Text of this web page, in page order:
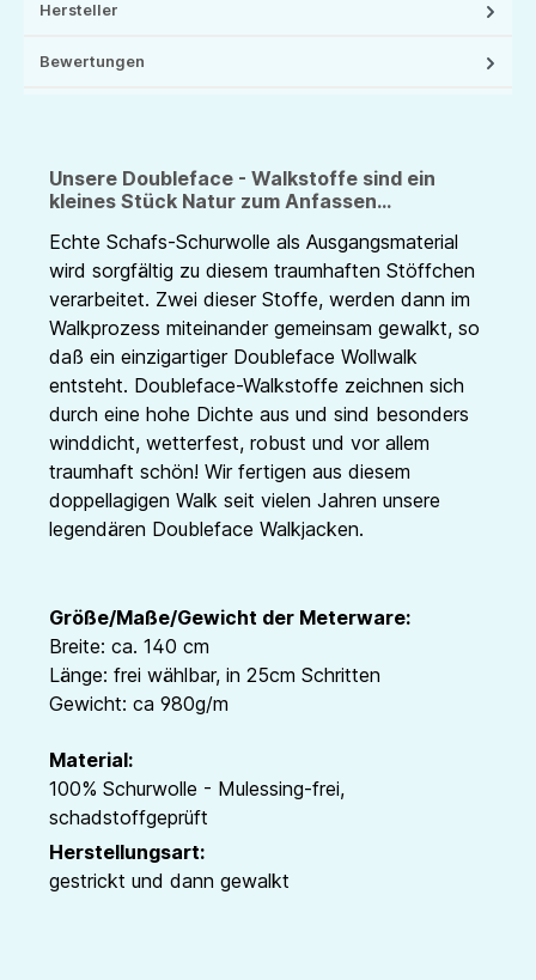
Hersteller
Bewertungen
Unsere Doubleface - Walkstoffe sind ein
kleines Stück Natur zum Anfassen...
Echte Schafs-Schurwolle als Ausgangsmaterial
wird sorgfältig zu diesem traumhaften Stöffchen
verarbeitet. Zwei dieser Stoffe, werden dann im
Walkprozess miteinander gemeinsam gewalkt, so
daß ein einzigartiger Doubleface Wollwalk
entsteht. Doubleface-Walkstoffe zeichnen sich
durch eine hohe Dichte aus und sind besonders
winddicht, wetterfest, robust und vor allem
traumhaft schön! Wir fertigen aus diesem
doppellagigen Walk seit vielen Jahren unsere
legendären Doubleface Walkjacken.
Größe/Maße/Gewicht der Meterware:
Breite: ca. 140 cm
Länge: frei wählbar, in 25cm Schritten
Gewicht: ca 980g/m
Material:
100% Schurwolle - Mulessing-frei,
schadstoffgeprüft
Herstellungsart:
gestrickt und dann gewalkt